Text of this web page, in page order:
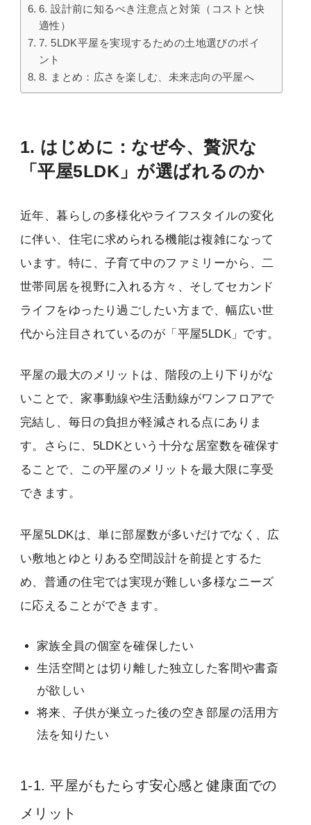
6. 設計前に知るべき注意点と対策（コストと快
適性）
7. 5LDK平屋を実現するための土地選びのポイ
ント
8. まとめ：広さを楽しむ、未来志向の平屋へ
1. はじめに：なぜ今、贅沢な
「平屋5LDK」が選ばれるのか
近年、暮らしの多様化やライフスタイルの変化
に伴い、住宅に求められる機能は複雑になって
います。特に、子育て中のファミリーから、二
世帯同居を視野に入れる方々、そしてセカンド
ライフをゆったり過ごしたい方まで、幅広い世
代から注目されているのが「平屋5LDK」です。
平屋の最大のメリットは、階段の上り下りがな
いことで、家事動線や生活動線がワンフロアで
完結し、毎日の負担が軽減される点にありま
す。さらに、5LDKという十分な居室数を確保す
ることで、この平屋のメリットを最大限に享受
できます。
平屋5LDKは、単に部屋数が多いだけでなく、広
い敷地とゆとりある空間設計を前提とするた
め、普通の住宅では実現が難しい多様なニーズ
に応えることができます。
家族全員の個室を確保したい
生活空間とは切り離した独立した客間や書斎
が欲しい
将来、子供が巣立った後の空き部屋の活用方
法を知りたい
1-1. 平屋がもたらす安心感と健康面での
メリット